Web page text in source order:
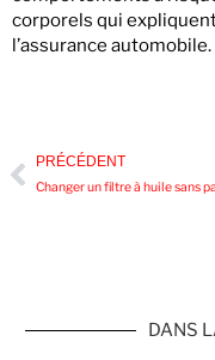
corporels qui
l’assurance automobile.
PRÉCÉDENT
DANS